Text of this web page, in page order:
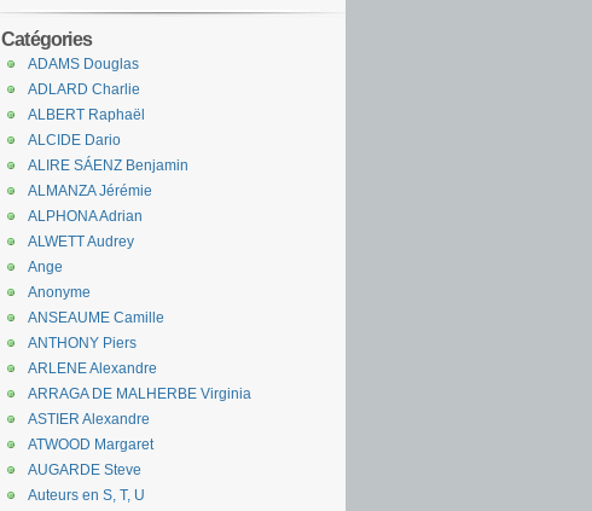
Catégories
ADAMS Douglas
ADLARD Charlie
ALBERT Raphaël
ALCIDE Dario
ALIRE SÁENZ Benjamin
ALMANZA Jérémie
ALPHONA Adrian
ALWETT Audrey
Ange
Anonyme
ANSEAUME Camille
ANTHONY Piers
ARLENE Alexandre
ARRAGA DE MALHERBE Virginia
ASTIER Alexandre
ATWOOD Margaret
AUGARDE Steve
Auteurs en S, T, U